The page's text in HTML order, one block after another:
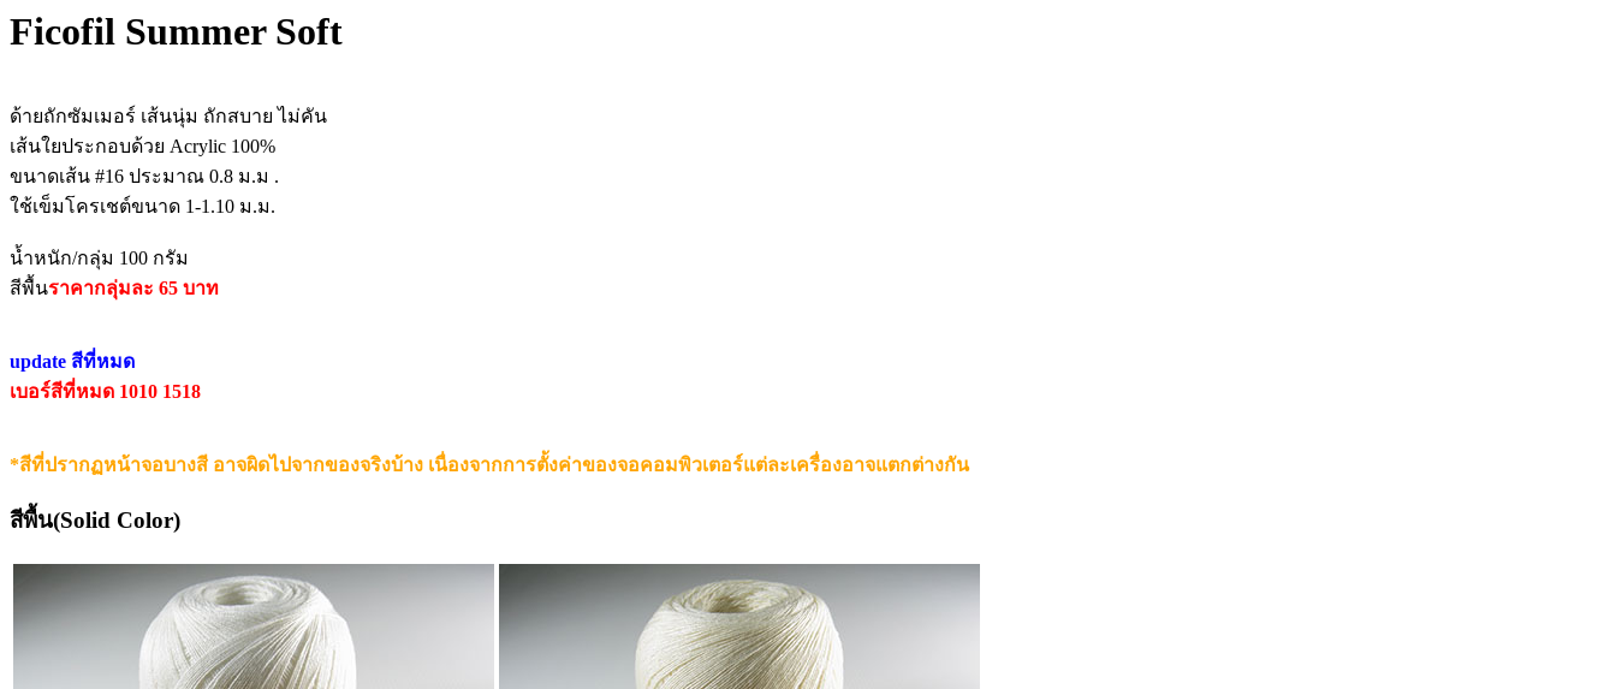
Ficofil Summer Soft
ด้ายถักซัมเมอร์ เส้นนุ่ม ถักสบาย ไม่คัน
เส้นใยประกอบด้วย Acrylic 100%
ขนาดเส้น #16 ประมาณ 0.8 ม.ม .
ใช้เข็มโครเชต์ขนาด 1-1.10 ม.ม.
น้ำหนัก/กลุ่ม 100 กรัม
สีพื้นราคากลุ่มละ 65 บาท
update สีที่หมด
เบอร์สีที่หมด 1010 1518
*สีที่ปรากฏหน้าจอบางสี อาจผิดไปจากของจริงบ้าง เนื่องจากการตั้งค่าของจอคอมพิวเตอร์แต่ละเครื่องอาจแตกต่างกัน
สีพื้น(Solid Color)